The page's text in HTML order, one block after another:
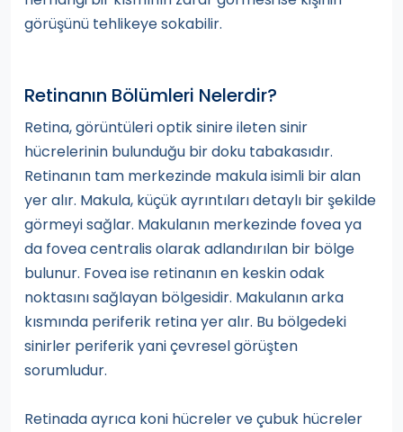
görüşünü tehlikeye sokabilir.
Retinanın Bölümleri Nelerdir?
Retina, görüntüleri optik sinire ileten sinir
hücrelerinin bulunduğu bir doku tabakasıdır.
Retinanın tam merkezinde makula isimli bir alan
yer alır. Makula, küçük ayrıntıları detaylı bir şekilde
görmeyi sağlar. Makulanın merkezinde fovea ya
da fovea centralis olarak adlandırılan bir bölge
bulunur. Fovea ise retinanın en keskin odak
noktasını sağlayan bölgesidir. Makulanın arka
kısmında periferik retina yer alır. Bu bölgedeki
sinirler periferik yani çevresel görüşten
sorumludur.
Retinada ayrıca koni hücreler ve çubuk hücreler